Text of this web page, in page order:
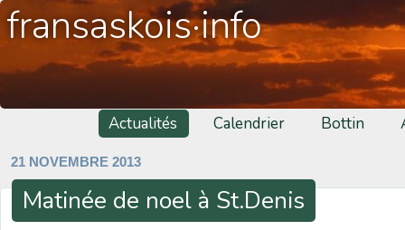
fransaskois·info
Actualités Calendrier Bottin
21 NOVEMBRE 2013
Matinée de noel à St.Denis